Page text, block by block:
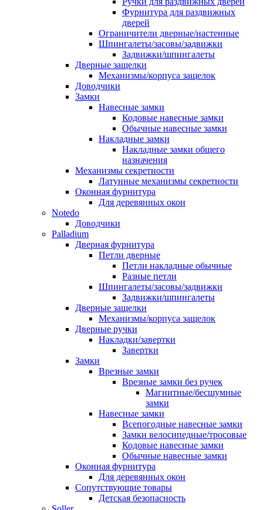
Фурнитура для раздвижных
дверей
Ограничители дверные/настенные
Шпингалеты/засовы/задвижки
Задвижки/шпингалеты
Дверные защелки
Механизмы/корпуса защелок
Доводчики
Замки
Навесные замки
Кодовые навесные замки
Обычные навесные замки
Накладные замки
Накладные замки общего
назначения
Механизмы секретности
Латунные механизмы секретности
Оконная фурнитура
Для деревянных окон
Notedo
Доводчики
Palladium
Дверная фурнитура
Петли дверные
Петли накладные обычные
Разные петли
Шпингалеты/засовы/задвижки
Задвижки/шпингалеты
Дверные защелки
Механизмы/корпуса защелок
Дверные ручки
Накладки/завертки
Завертки
Замки
Врезные замки
Врезные замки без ручек
Магнитные/бесшумные
замки
Навесные замки
Всепогодные навесные замки
Замки велосипедные/тросовые
Кодовые навесные замки
Обычные навесные замки
Оконная фурнитура
Для деревянных окон
Сопутствующие товары
Детская безопасность